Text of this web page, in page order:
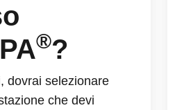
®?
dovrai selezionare
che devi